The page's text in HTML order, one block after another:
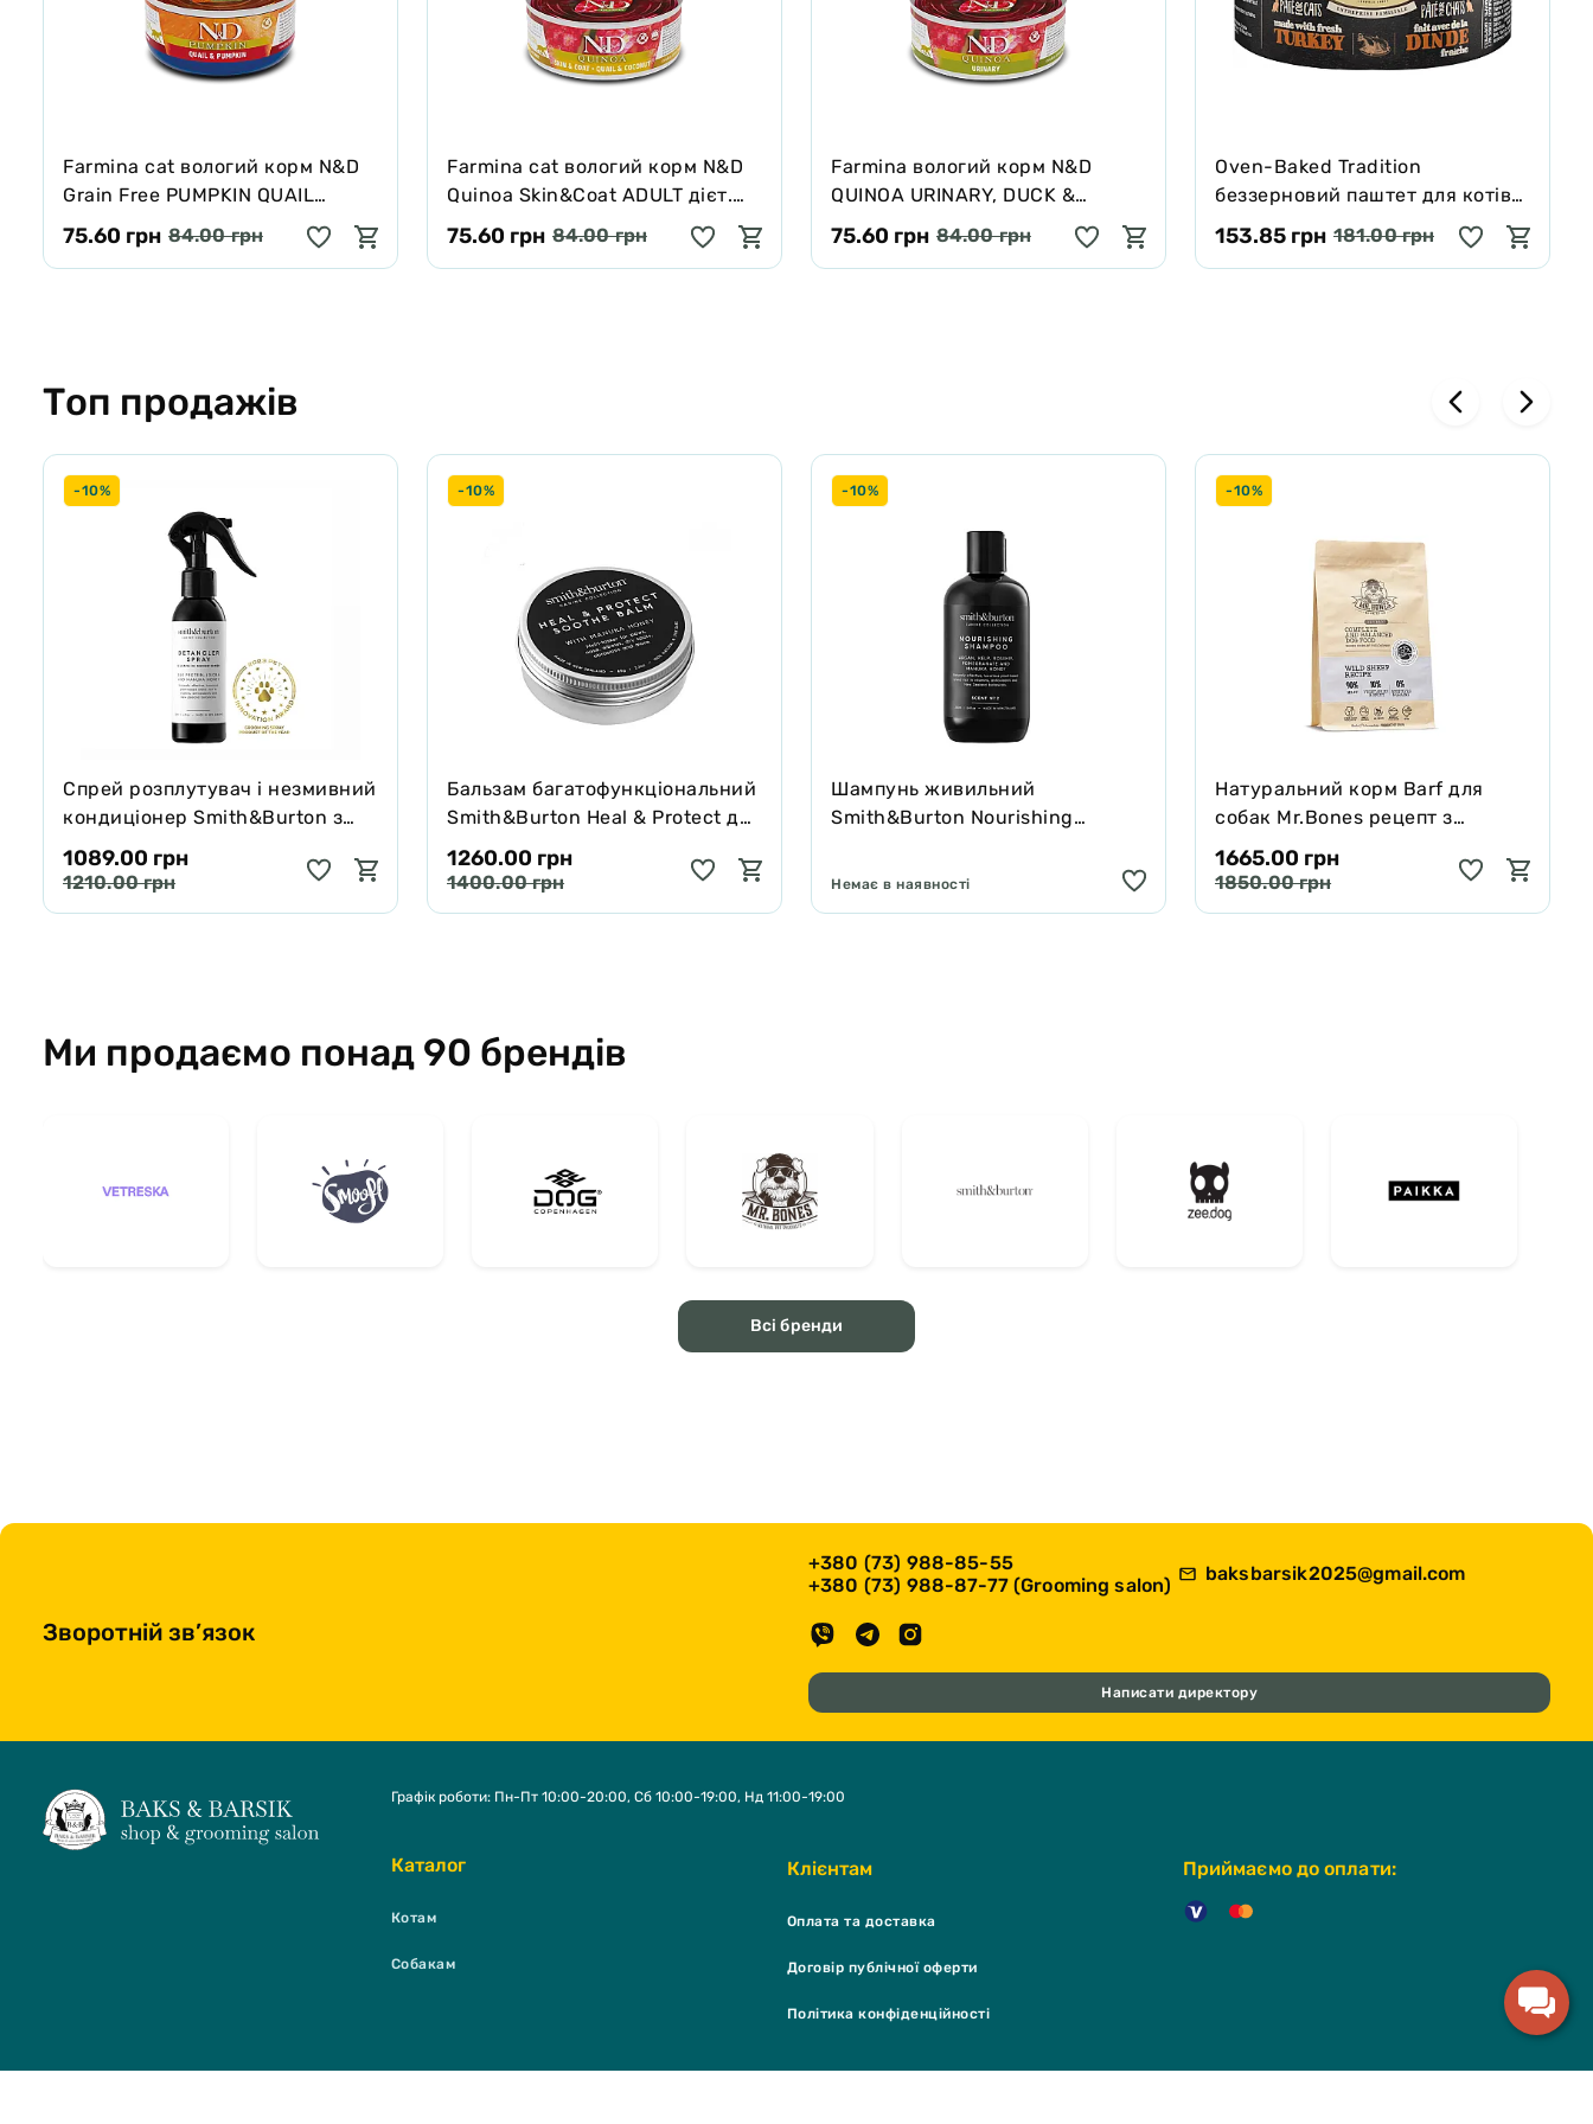
Farmina cat вологий корм N&D
Grain Free PUMPKIN QUAIL
ADULT з гарбузом, перепелом 70
75.60 грн 84.00 грн
Farmina cat вологий корм N&D
Quinoa Skin&Coat ADULT дієт.
харчування, при харчовій
алергії з перепелом, кіноа,
75.60 грн 84.00 грн
Farmina вологий корм N&D
QUINOA URINARY, DUCK &
CRANBERRY ADULT для проф.
сечокам'яної хвороби 80 г
75.60 грн 84.00 грн
Oven-Baked Tradition
беззерновий паштет для котів
зі свіжим м’ясом індички 156 г
153.85 грн 181.00 грн
Топ продажів
-10%
Спрей розплутувач і незмивний
кондиціонер Smith&Burton з
протеїнами шовку для шерсті
собак і котів 125 мл
1089.00 грн
1210.00 грн
-10%
Бальзам багатофункціональний
Smith&Burton Heal & Protect для
собак і котів зцілює та захищає
65 г
1260.00 грн
1400.00 грн
-10%
Шампунь живильний
Smith&Burton Nourishing
подвійної шерсті собак 250 мл
Немає в наявності
-10%
Натуральний корм Barf для
собак Mr.Bones рецепт з
Муфлона 1 кг
1665.00 грн
1850.00 грн
Ми продаємо понад 90 брендів
Всі бренди
Зворотній зв’язок
+380 (73) 988-85-55
+380 (73) 988-87-77 (Grooming salon)
baksbarsik2025@gmail.com
Написати директору
Каталог
Котам
Собакам
Клієнтам
Оплата та доставка
Договір публічної оферти
Політика конфіденційності
Приймаємо до оплати:
Графік роботи: Пн-Пт 10:00-20:00, Сб 10:00-19:00, Нд 11:00-19:00